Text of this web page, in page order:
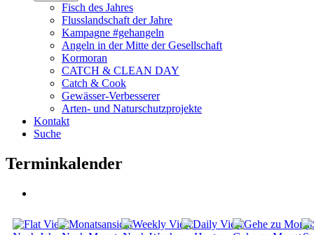
Fisch des Jahres
Flusslandschaft der Jahre
Kampagne #gehangeln
Angeln in der Mitte der Gesellschaft
Kormoran
CATCH & CLEAN DAY
Catch & Cook
Gewässer-Verbesserer
Arten- und Naturschutzprojekte
Kontakt
Suche
Terminkalender